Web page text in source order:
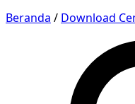
Beranda / Download